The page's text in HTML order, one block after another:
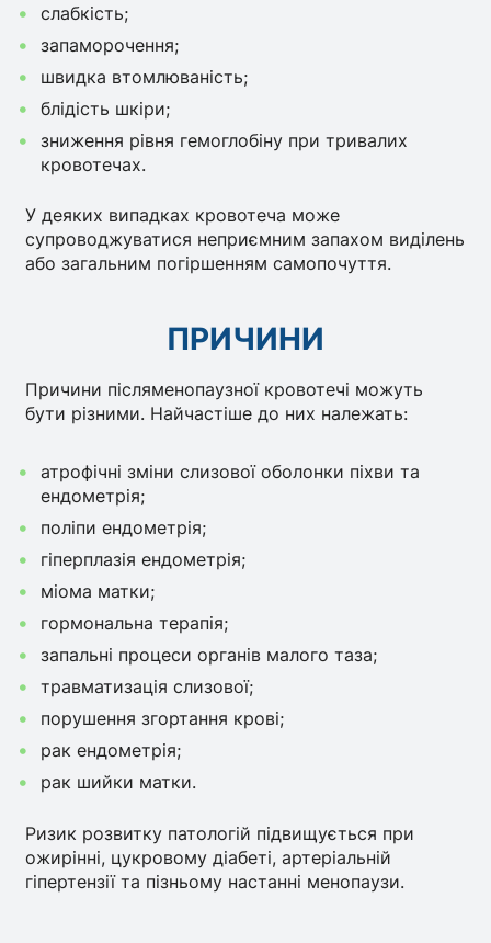
слабкість;
запаморочення;
швидка втомлюваність;
блідість шкіри;
зниження рівня гемоглобіну при тривалих
кровотечах.
У деяких випадках кровотеча може
супроводжуватися неприємним запахом виділень
або загальним погіршенням самопочуття.
ПРИЧИНИ
Причини післяменопаузної кровотечі можуть
бути різними. Найчастіше до них належать:
атрофічні зміни слизової оболонки піхви та
ендометрія;
поліпи ендометрія;
гіперплазія ендометрія;
міома матки;
гормональна терапія;
запальні процеси органів малого таза;
травматизація слизової;
порушення згортання крові;
рак ендометрія;
рак шийки матки.
Ризик розвитку патологій підвищується при
ожирінні, цукровому діабеті, артеріальній
гіпертензії та пізньому настанні менопаузи.